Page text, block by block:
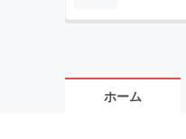
ホーム